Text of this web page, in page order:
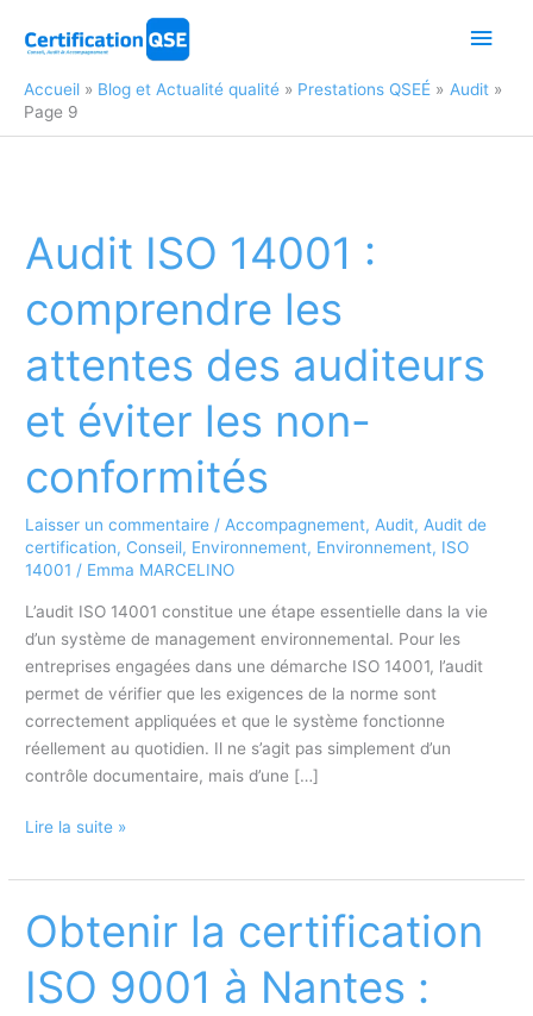
Accueil Blog et Actualité qualité Prestations QSEÉ
Audit
Page 9
Audit ISO 14001 :
comprendre les
attentes des auditeurs
et éviter les non-
conformités
Laisser un commentaire / Accompagnement, Audit, Audit de
certification, Conseil, Environnement, Environnement, ISO
14001 / Emma MARCELINO
L’audit ISO 14001 constitue une étape essentielle dans la vie
d’un système de management environnemental. Pour les
entreprises engagées dans une démarche ISO 14001, l’audit
permet de vérifier que les exigences de la norme sont
correctement appliquées et que le système fonctionne
réellement au quotidien. Il ne s’agit pas simplement d’un
contrôle documentaire, mais d’une […]
Audit
14001
comprendre
attentes
Lire la suite »
Obtenir la certification
ISO 9001 à Nantes :